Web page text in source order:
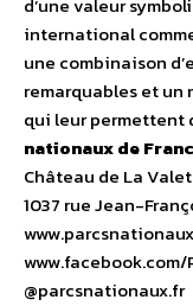
d’une valeur
international
une combinaison
remarquables et un
qui leur permettent
nationaux de
Château de La
1037 rue Jean-
@parcsnationaux.fr